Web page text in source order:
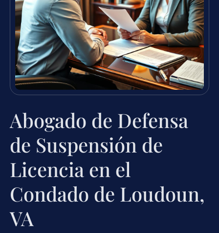
Abogado de Defensa
de Suspensión de
Licencia en el
Condado de Loudoun,
VA